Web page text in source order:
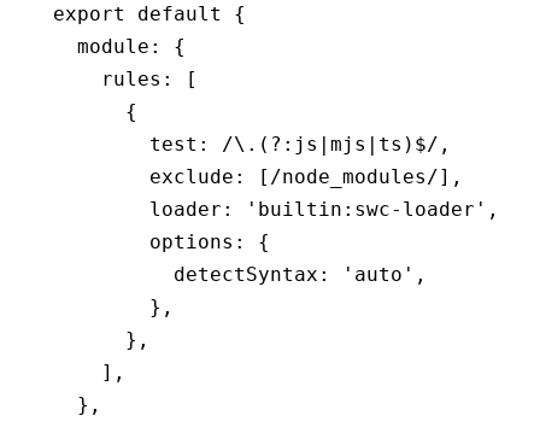
export default
{
  module
:
{
    rules
:
[
      {
        test
: /\.(?:js | mjs | ts) $/ ,
        exclude
: [ /node_modules/] ,
        loader
: 'builtin:swc-loader' ,
        options
:
{
          detectSyntax
: 'auto' ,
        }
,
      }
,
    ]
,
  }
,